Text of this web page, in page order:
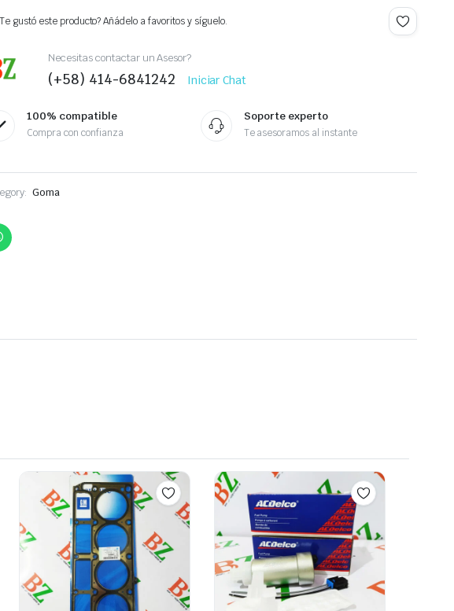
gustó este producto? Añádelo a favoritos y síguelo.
Necesitas contactar un Asesor?
(+58) 414-6841242 Iniciar Chat
100% compatible
Compra con confianza
Soporte experto
Te asesoramos al instante
Goma